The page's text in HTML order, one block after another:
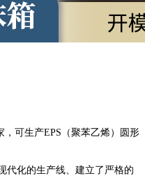
，可生产EPS（聚苯乙烯）圆形
代化的生产线、建立了严格的